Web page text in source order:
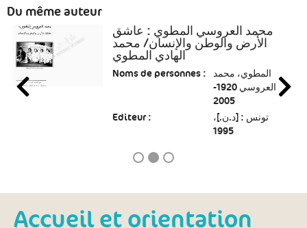
Du même auteur
محمد العروسي المطوي : عاشق
الأرض والوطن والإنسان/ محمد
الهادي المطوي
Noms de personnes :
المطوي، محمد
العروسي 1920-
2005
Editeur :
تونس : [د.ن.]،
1995
Accueil et orientation